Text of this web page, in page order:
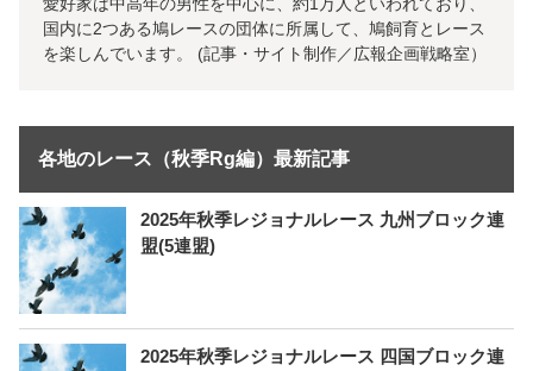
国内に2つある鳩レースの団体に所属して、鳩飼育とレース
を楽しんでいます。 (記事・サイト制作／広報企画戦略室）
各地のレース（秋季Rg編）最新記事
2025年秋季レジョナルレース 九州ブロック連
盟(5連盟)
2025年秋季レジョナルレース 四国ブロック連